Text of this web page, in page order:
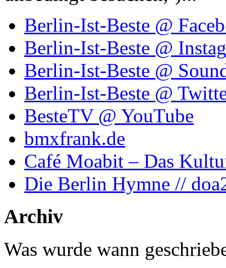
Berlin-Ist-Beste @
Berlin-Ist-Beste @
Berlin-Ist-Beste @
Berlin-Ist-Beste @
BesteTV @ YouTube
bmxfrank.de
Café Moabit – Das
Die Berlin Hymne //
Archiv
Was wurde wann